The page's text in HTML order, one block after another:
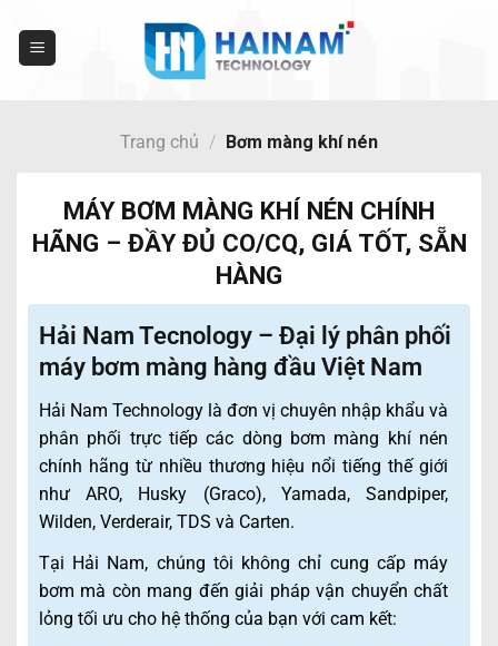
qua
nội
Trang chủ / Bơm màng khí nén
MÁY BƠM MÀNG KHÍ NÉN CHÍNH
HÃNG – ĐẦY ĐỦ CO/CQ, GIÁ TỐT, SẴN
HÀNG
Hải Nam Tecnology – Đại lý phân phối
máy bơm màng hàng đầu Việt Nam
Hải Nam Technology là đơn vị chuyên nhập khẩu và
phân phối trực tiếp các dòng bơm màng khí nén
chính hãng từ nhiều thương hiệu nổi tiếng thế giới
như ARO, Husky (Graco), Yamada, Sandpiper,
Wilden, Verderair, TDS và Carten.
Tại Hải Nam, chúng tôi không chỉ cung cấp máy
bơm mà còn mang đến giải pháp vận chuyển chất
lỏng tối ưu cho hệ thống của bạn với cam kết: